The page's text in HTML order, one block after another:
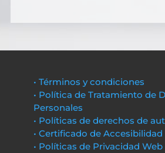
• Términos y condiciones
• Política de Tratamiento de
Personales
• Políticas de derechos de
• Certificado de Accesibilidad
• Políticas de Privacidad Web